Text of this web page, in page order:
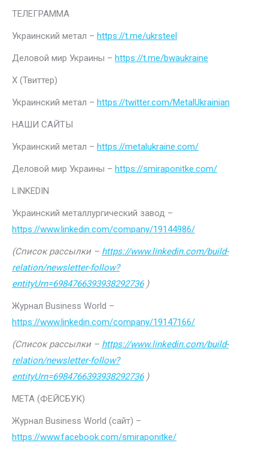
ТЕЛЕГРАММА
Украинский метал – https://t.me/ukrsteel
Деловой мир Украины – https://t.me/bwaukraine
Х (Твиттер)
Украинский метал – https://twitter.com/MetalUkrainian
НАШИ САЙТЫ
Украинский метал – https://metalukraine.com/
Деловой мир Украины – https://smiraponitke.com/
LINKEDIN
Украинский металлургический завод –
https://www.linkedin.com/company/19144986/
(Список рассылки – https://www.linkedin.com/build-
relation/newsletter-follow?
entityUrn=6984766393938292736)
Журнал Business World –
https://www.linkedin.com/company/19147166/
(Список рассылки – https://www.linkedin.com/build-
relation/newsletter-follow?
entityUrn=6984766393938292736)
МЕТА (ФЕЙСБУК)
Журнал Business World (сайт) –
https://www.facebook.com/smiraponitke/